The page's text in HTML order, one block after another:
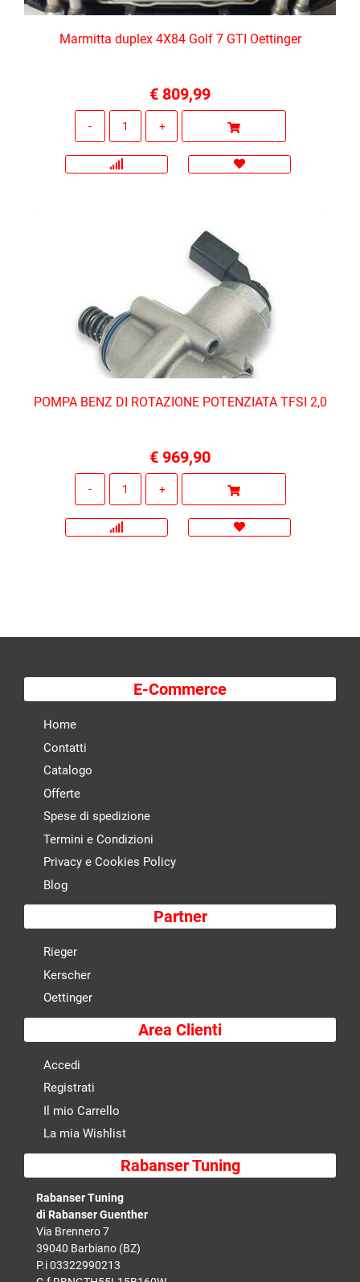
Marmitta duplex 4X84 Golf 7 GTI Oettinger
€ 809,99
POMPA BENZ DI ROTAZIONE POTENZIATA TFSI 2,0
€ 969,90
E-Commerce
Home
Contatti
Catalogo
Offerte
Spese di spedizione
Termini e Condizioni
Privacy e Cookies Policy
Blog
Partner
Rieger
Kerscher
Oettinger
Area Clienti
Accedi
Registrati
Il mio Carrello
La mia Wishlist
Rabanser Tuning
Rabanser Tuning
di Rabanser Guenther
Via Brennero 7
39040 Barbiano (BZ)
P.i 03322990213